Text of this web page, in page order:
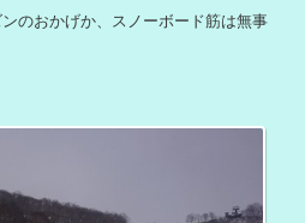
のおかげか、スノーボード筋は無事